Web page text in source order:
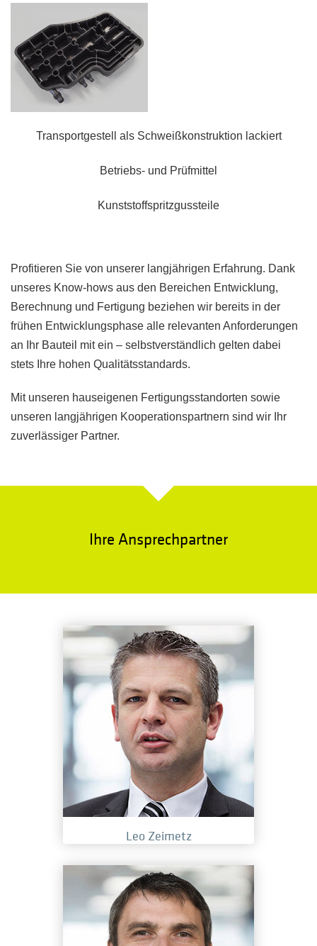
Transportgestell als Schweißkonstruktion lackiert
Betriebs- und Prüfmittel
Kunststoffspritzgussteile
Profitieren Sie von unserer langjährigen Erfahrung. Dank
unseres Know-hows aus den Bereichen Entwicklung,
Berechnung und Fertigung beziehen wir bereits in der
frühen Entwicklungsphase alle relevanten Anforderungen
an Ihr Bauteil mit ein – selbstverständlich gelten dabei
stets Ihre hohen Qualitätsstandards.
Mit unseren hauseigenen Fertigungsstandorten sowie
unseren langjährigen Kooperationspartnern sind wir Ihr
zuverlässiger Partner.
Ihre Ansprechpartner
Leo Zeimetz